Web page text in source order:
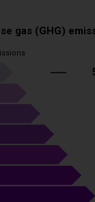
gas (GHG)